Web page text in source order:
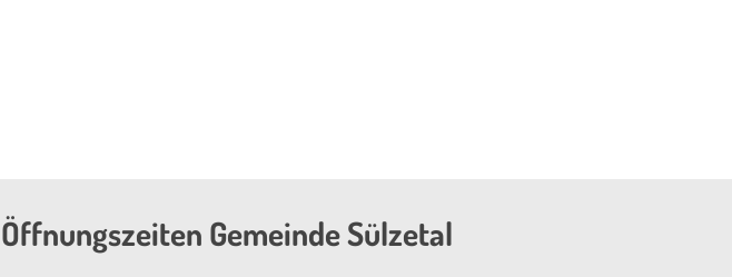
Öffnungszeiten Gemeinde Sülzetal